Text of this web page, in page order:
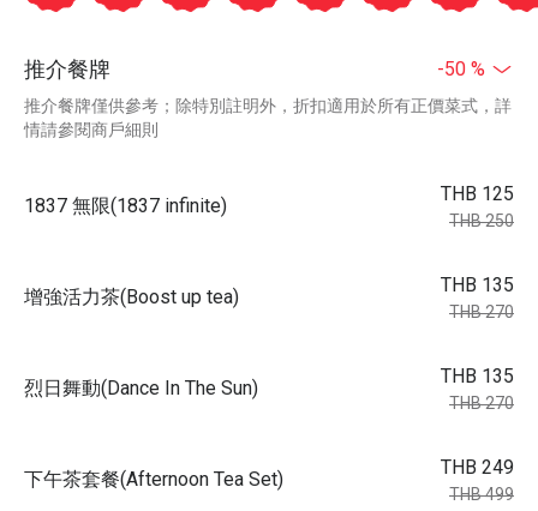
推介餐牌 -50 %
推介餐牌僅供參考；除特別註明外，折扣適用於所有正價菜式，詳
情請參閱商戶細則
1837 無限(1837 infinite)
THB 125
THB 250
增強活力茶(Boost up tea)
THB 135
THB 270
烈日舞動(Dance In The Sun)
THB 135
THB 270
下午茶套餐(Afternoon Tea Set)
THB 249
THB 499